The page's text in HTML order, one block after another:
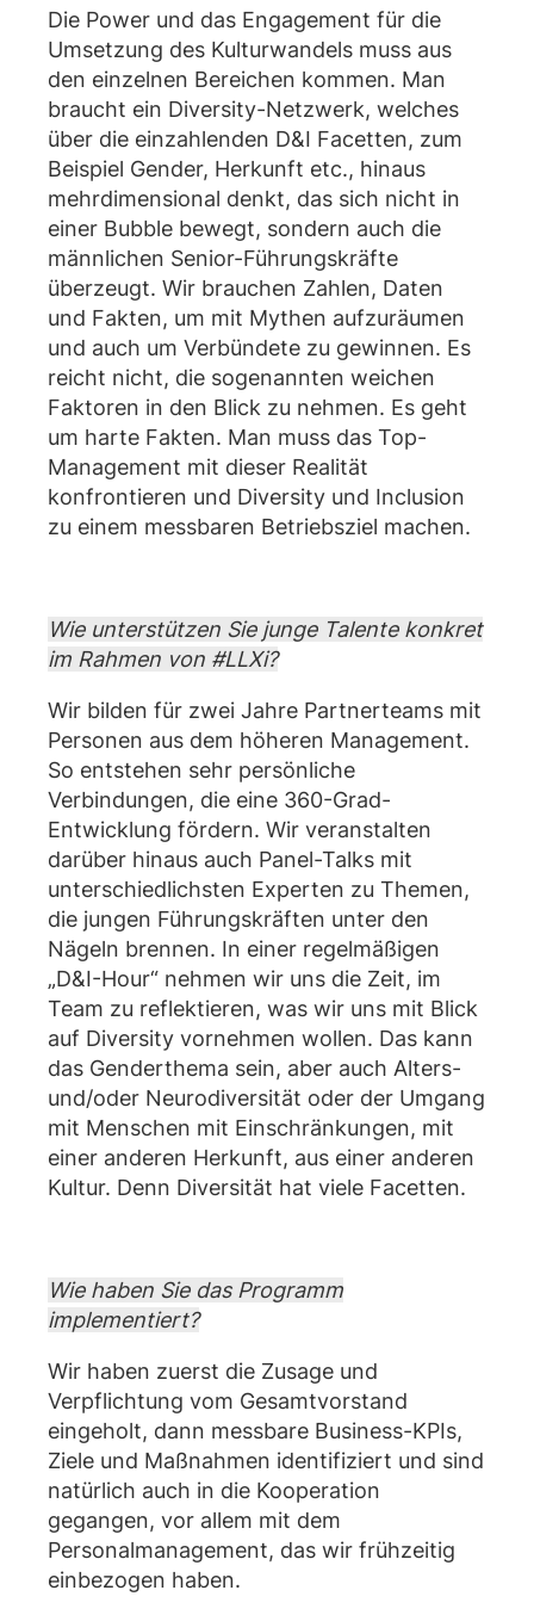
Die Power und das Engagement für die
Umsetzung des Kulturwandels muss aus
den einzelnen Bereichen kommen. Man
braucht ein Diversity-Netzwerk, welches
über die einzahlenden D&I Facetten, zum
Beispiel Gender, Herkunft etc., hinaus
mehrdimensional denkt, das sich nicht in
einer Bubble bewegt, sondern auch die
männlichen Senior-Führungskräfte
überzeugt. Wir brauchen Zahlen, Daten
und Fakten, um mit Mythen aufzuräumen
und auch um Verbündete zu gewinnen. Es
reicht nicht, die sogenannten weichen
Faktoren in den Blick zu nehmen. Es geht
um harte Fakten. Man muss das Top-
Management mit dieser Realität
konfrontieren und Diversity und Inclusion
zu einem messbaren Betriebsziel machen.
Wie unterstützen Sie junge Talente konkret
im Rahmen von #LLXi?
Wir bilden für zwei Jahre Partnerteams mit
Personen aus dem höheren Management.
So entstehen sehr persönliche
Verbindungen, die eine 360-Grad-
Entwicklung fördern. Wir veranstalten
darüber hinaus auch Panel-Talks mit
unterschiedlichsten Experten zu Themen,
die jungen Führungskräften unter den
Nägeln brennen. In einer regelmäßigen
„D&I-Hour“ nehmen wir uns die Zeit, im
Team zu reflektieren, was wir uns mit Blick
auf Diversity vornehmen wollen. Das kann
das Genderthema sein, aber auch Alters-
und/oder Neurodiversität oder der Umgang
mit Menschen mit Einschränkungen, mit
einer anderen Herkunft, aus einer anderen
Kultur. Denn Diversität hat viele Facetten.
Wie haben Sie das Programm
implementiert?
Wir haben zuerst die Zusage und
Verpflichtung vom Gesamtvorstand
eingeholt, dann messbare Business-KPIs,
Ziele und Maßnahmen identifiziert und sind
natürlich auch in die Kooperation
gegangen, vor allem mit dem
Personalmanagement, das wir frühzeitig
einbezogen haben.